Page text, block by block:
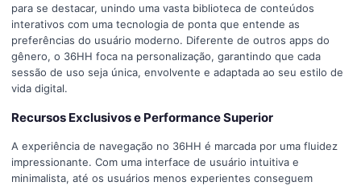
para se destacar, unindo uma vasta biblioteca de conteúdos
interativos com uma tecnologia de ponta que entende as
preferências do usuário moderno. Diferente de outros apps do
gênero, o 36HH foca na personalização, garantindo que cada
sessão de uso seja única, envolvente e adaptada ao seu estilo de
vida digital.
Recursos Exclusivos e Performance Superior
A experiência de navegação no 36HH é marcada por uma fluidez
impressionante. Com uma interface de usuário intuitiva e
minimalista, até os usuários menos experientes conseguem